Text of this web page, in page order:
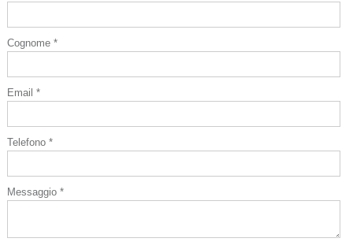
Cognome *
Email *
Telefono *
Messaggio *